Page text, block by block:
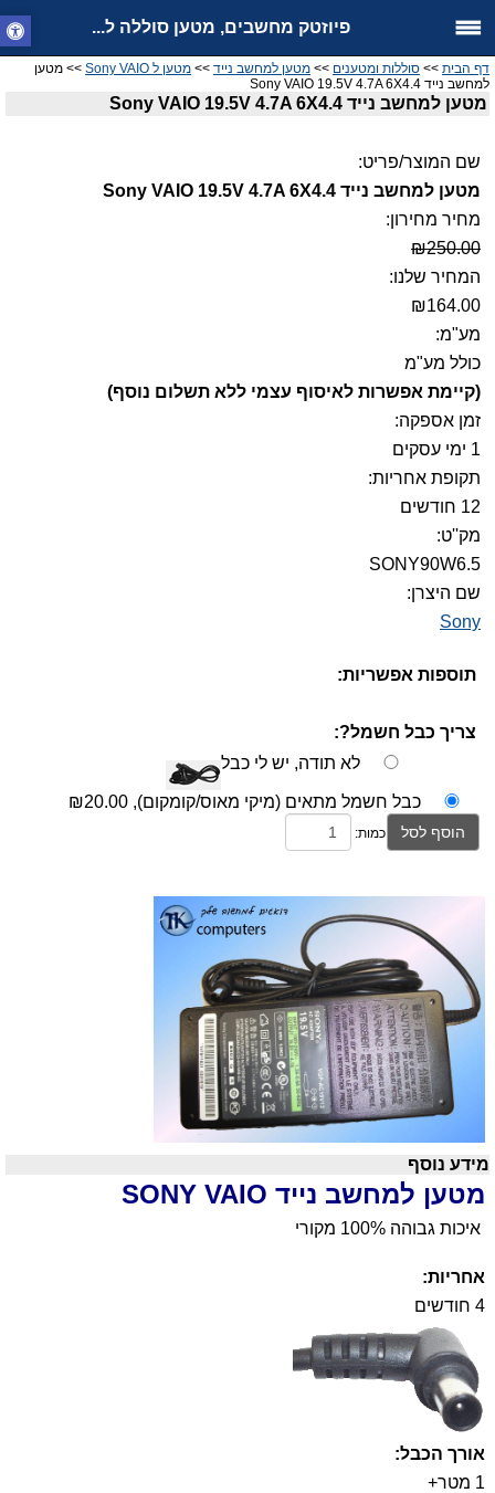
פיוזטק מחשבים, מטען סוללה ל...
דף הבית >> סוללות ומטענים >> מטען למחשב נייד >> מטען ל Sony VAIO
>> מטען
למחשב נייד Sony VAIO 19.5V 4.7A 6X4.4
מטען למחשב נייד Sony VAIO 19.5V 4.7A 6X4.4
שם המוצר/פריט:
מטען למחשב נייד Sony VAIO 19.5V 4.7A 6X4.4
מחיר מחירון:
₪250.00
המחיר שלנו:
₪164.00
מע"מ:
כולל מע"מ
(קיימת אפשרות לאיסוף עצמי ללא תשלום נוסף)
זמן אספקה:
1 ימי עסקים
תקופת אחריות:
12 חודשים
מק''ט:
SONY90W6.5
שם היצרן:
Sony
תוספות אפשריות:
צריך כבל חשמל?:
לא תודה, יש לי כבל
כבל חשמל מתאים (מיקי מאוס/קומקום), ₪20.00
הוסף לסל כמות:
מידע נוסף
מטען למחשב נייד SONY V AIO
איכות גבוהה 100% מקורי
אחריות:
4 חודשים
אורך הכבל:
1 מטר+